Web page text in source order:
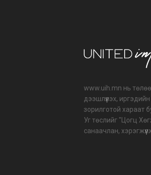
www.uih.mn нь
дээшлүүлэх,
зорилготой хараат
Уг төслийг "Цогц
санаачлан,